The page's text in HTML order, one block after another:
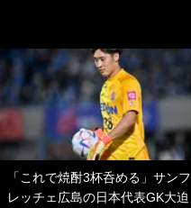
「これで焼酎3杯呑める」サンフ
レッチェ広島の日本代表GK大迫